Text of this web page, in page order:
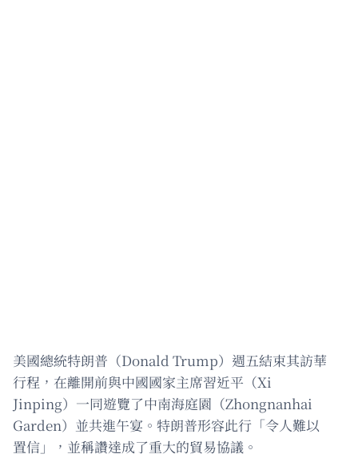
美國總統特朗普（Donald Trump）週五結束其訪華
行程，在離開前與中國國家主席習近平（Xi
Jinping）一同遊覽了中南海庭園（Zhongnanhai
Garden）並共進午宴。特朗普形容此行「令人難以
置信」，並稱讚達成了重大的貿易協議。